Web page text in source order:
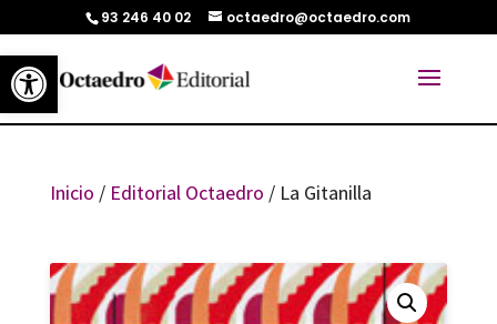
Abrir barra de herramientas
93 246 40 02 octaedro@octaedro.com
Inicio / Editorial Octaedro / La Gitanilla